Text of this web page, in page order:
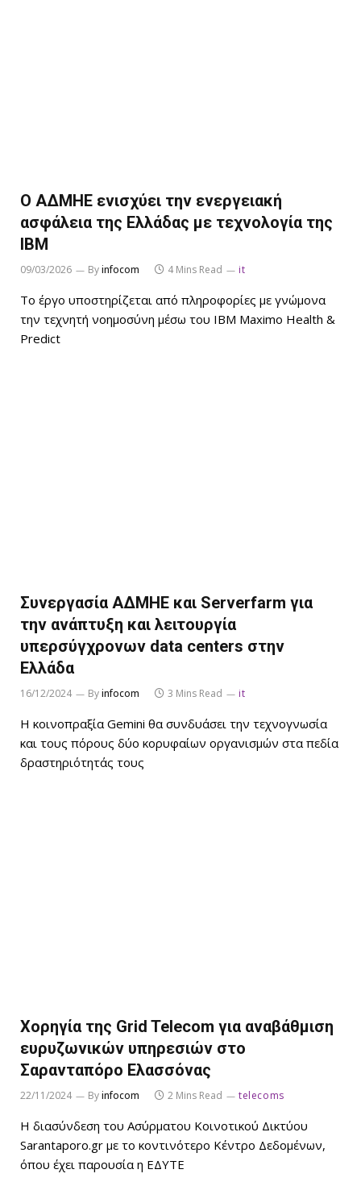
Ο ΑΔΜΗΕ ενισχύει την ενεργειακή
ασφάλεια της Ελλάδας με τεχνολογία της
IBM
09/03/2026 Byinfocom 4 Mins Read it
Το έργο υποστηρίζεται από πληροφορίες με γνώμονα
την τεχνητή νοημοσύνη μέσω του IBM Maximo Health &
Predict
Συνεργασία ΑΔΜΗΕ και Serverfarm για
την ανάπτυξη και λειτουργία
υπερσύγχρονων data centers στην
Ελλάδα
16/12/2024 Byinfocom 3 Mins Read it
Η κοινοπραξία Gemini θα συνδυάσει την τεχνογνωσία
και τους πόρους δύο κορυφαίων οργανισμών στα πεδία
δραστηριότητάς τους
Χορηγία της Grid Telecom για αναβάθμιση
ευρυζωνικών υπηρεσιών στο
Σαρανταπόρο Ελασσόνας
22/11/2024 Byinfocom 2 Mins Read telecoms
Η διασύνδεση του Ασύρματου Κοινοτικού Δικτύου
Sarantaporo.gr με το κοντινότερο Κέντρο Δεδομένων,
όπου έχει παρουσία η ΕΔΥΤΕ